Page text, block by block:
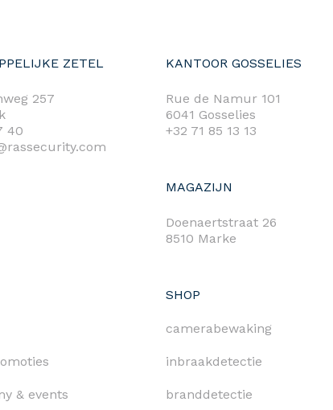
ZETEL
257
40
KANTOOR GOSSELIES
Rue de Namur 101
6041 Gosselies
+32 71 85 13 13
MAGAZIJN
Doenaertstraat 26
8510 Marke
& events
SHOP
camerabewaking
inbraakdetectie
branddetectie